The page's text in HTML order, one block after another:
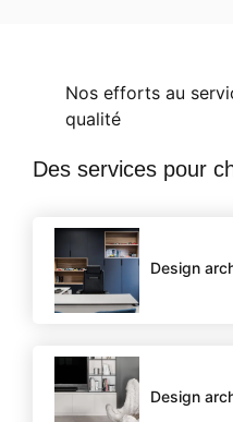
Nos efforts au
qualité
Des services pour
Design
Design